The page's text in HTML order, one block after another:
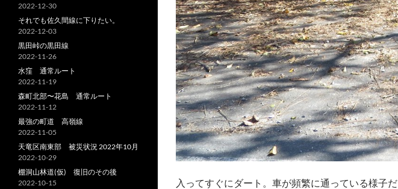
入ってすぐにダート。車が頻繁に通っている様子だ
2022-12-30
それでも佐久間線に下りたい。
2022-12-03
黒田峠の黒田線
2022-11-26
水窪 通常ルート
2022-11-19
森町北部〜花島 通常ルート
2022-11-12
最強の町道 高嶺線
2022-11-05
天竜区南東部 被災状況 2022年10月
2022-10-29
棚洞山林道(仮) 復旧のその後
2022-10-15